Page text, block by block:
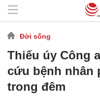
Đời sống
Thiếu úy Công
cứu bệnh nhân
trong đêm